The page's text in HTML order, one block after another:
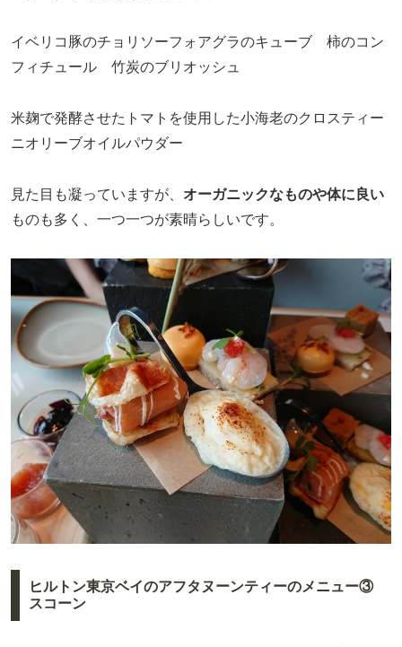
イベリコ豚のチョリソーフォアグラのキューブ 柿のコン
フィチュール 竹炭のブリオッシュ
米麹で発酵させたトマトを使用した小海老のクロスティー
ニオリーブオイルパウダー
見た目も凝っていますが、 オーガニックなものや体に良い
ものも多く、一つ一つが素晴らしいです。
ヒルトン東京ベイのアフタヌーンティーのメニュー③
スコーン